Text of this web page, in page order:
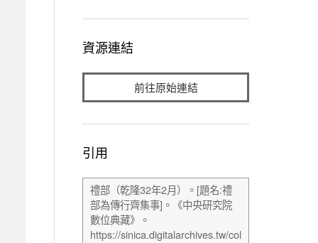
資源連結
前往原始連結
引用